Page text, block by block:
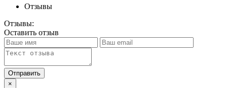
Отзывы
Отзывы:
Оставить отзыв
×